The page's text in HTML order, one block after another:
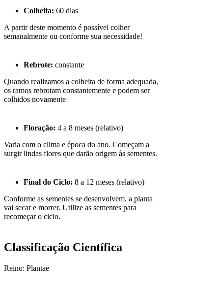
Colheita: 60 dias
A partir deste momento é possível colher
semanalmente ou conforme sua necessidade!
Rebrote: constante
Quando realizamos a colheita de forma adequada,
os ramos rebrotam constantemente e podem ser
colhidos novamente
Floração: 4 a 8 meses (relativo)
Varia com o clima e época do ano. Começam a
surgir lindas flores que darão origem às sementes.
Final do Ciclo: 8 a 12 meses (relativo)
Conforme as sementes se desenvolvem, a planta
vai secar e morrer. Utilize as sementes para
recomeçar o ciclo.
Classificação Científica
Reino: Plantae